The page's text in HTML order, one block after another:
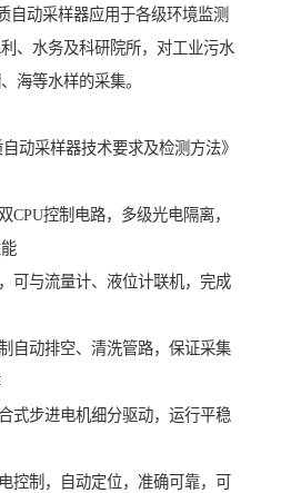
自动采样器应用于各级环境监测
、水务及科研院所，对工业污水
海等水样的采集。
动采样器技术要求及检测方法》
CPU控制电路，多级光电隔离，
可与流量计、液位计联机，完成
自动排空、清洗管路，保证采集
式步进电机细分驱动，运行平稳
控制，自动定位，准确可靠，可